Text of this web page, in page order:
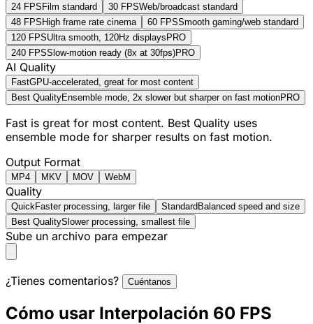
24 FPS Film standard 30 FPSWeb/broadcast standard
48 FPS High frame rate cinema 60 FPSSmooth gaming/web standard
120 FPSUltra smooth, 120Hz displays PRO
240 FPSSlow-motion ready (8x at 30fps)PRO
AI Quality
FastGPU-accelerated, great for most content
Best QualityEnsemble mode, 2x slower but sharper on fast motionPRO
Fast is great for most content. Best Quality uses
ensemble mode for sharper results on fast motion.
Output Format
MP4 MKV MOV WebM
Quality
Quick Faster processing, larger file Standard Balanced speed and size
Best QualitySlower processing, smallest file
Sube un archivo para empezar
¿Tienes comentarios? Cuéntanos
Cómo usar Interpolación 60 FPS